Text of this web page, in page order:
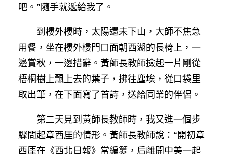
吧。”隨手就遞給我了。
到樓外樓時，太陽還未下山，大師不焦急
用餐，坐在樓外樓門口面朝西湖的長椅上，一
邊賞秋，一邊措辭。黃師長教師撿起一片剛從
梧桐樹上飄上去的葉子，拂往塵埃，從口袋里
取出筆，在下面寫了首詩，送給同業的伴侶。
第二天見到黃師長教師時，我又進一個步
驟問起章西厓的情形。黃師長教師說：“開初章
西厓在《西北日報》當編纂，后離開中美一起